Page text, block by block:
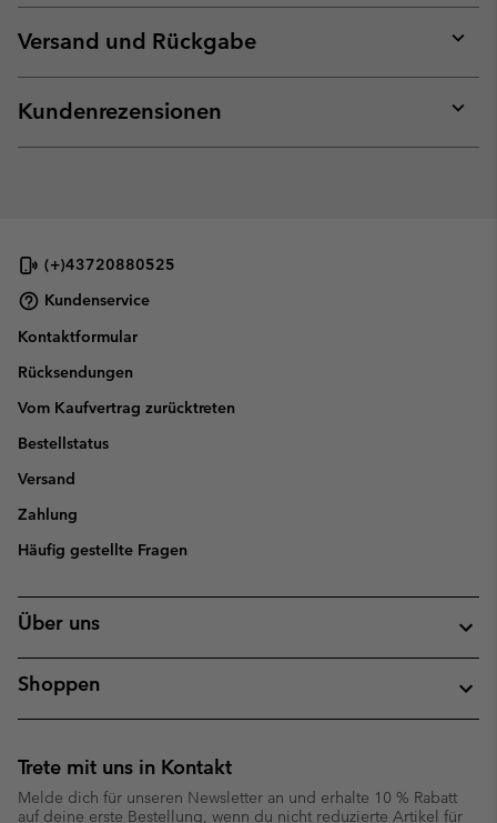
or
Versand und Rückgabe
or
Kundenrezensionen
or
(+)43720880525
Kundenservice
Kontaktformular
Rücksendungen
Vom Kaufvertrag zurücktreten
Bestellstatus
Versand
Zahlung
Häufig gestellte Fragen
Über uns
Shoppen
Trete mit uns in Kontakt
Melde dich für unseren Newsletter an und erhalte 10 % Rabatt
auf deine erste Bestellung, wenn du nicht reduzierte Artikel für